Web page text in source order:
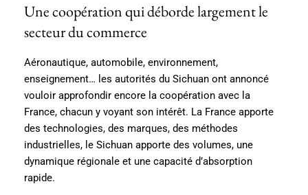
Une coopération qui déborde largement le
secteur du commerce
Aéronautique, automobile, environnement,
enseignement… les autorités du Sichuan ont annoncé
vouloir approfondir encore la coopération avec la
France, chacun y voyant son intérêt. La France apporte
des technologies, des marques, des méthodes
industrielles, le Sichuan apporte des volumes, une
dynamique régionale et une capacité d’absorption
rapide.